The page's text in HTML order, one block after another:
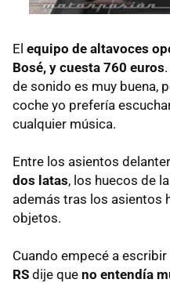
El equipo de altavoces
Bosé, y cuesta 760 euros
de sonido es muy buena,
coche yo prefería
cualquier música.
Entre los asientos
dos latas, los huecos de
además tras los asientos
objetos.
Cuando empecé a
RS dije que no entendía